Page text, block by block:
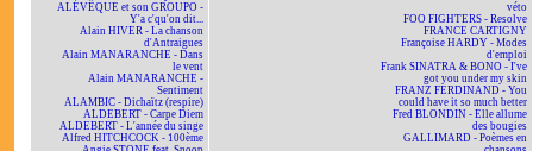
ALÉVÊQUE et son GROUPO -
Y'a c'qu'on dit...
Alain HIVER - La chanson
d'Antraigues
Alain MANARANCHE - Dans
le vent
Alain MANARANCHE -
Sentiment
ALAMBIC - Dichaïtz (respire)
ALDEBERT - Carpe Diem
ALDEBERT - L'année du singe
Alfred HITCHCOCK - 100ème
véto
FOO FIGHTERS - Resolve
FRANCE CARTIGNY
Françoise HARDY - Modes
d'emploi
Frank SINATRA & BONO - I've
got you under my skin
FRANZ FERDINAND - You
could have it so much better
Fred BLONDIN - Elle allume
des bougies
GALLIMARD - Poèmes en